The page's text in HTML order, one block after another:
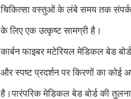
चिकित्सा वस्तुओं के लंबे समय तक संपर्क
के लिए एक उत्कृष्ट सामग्री है।
कार्बन फाइबर मटेरियल मेडिकल बेड
और स्पष्ट प्रदर्शन पर किरणों का
है।पारंपरिक मेडिकल बेड बोर्ड की